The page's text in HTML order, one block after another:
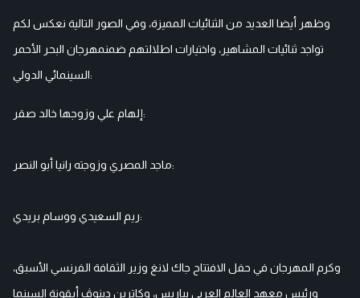
وظهر أيضا العديد من الثنائيات المميزة، وفي الصور التالية نعكس لكم
تواجد ثنائيات المشاهير، واختيارات اطلالتهم ضمنمهرجان البحر الأحمر
السينمائي الدولي:
إلهام علي وزوجها خالد صقر:
ماجد المصري وزوجته رانيا أبو النصر:
ريم السعيدي ووسام بريدي:
وكرم المهرجان في حفل الافتتاح جاك لانغ وزير الثقافة الفرنسي الأسبق،
ورئيس معهد العالم العربي بباريس، وكاترين دينوڤ أيقونة السينما